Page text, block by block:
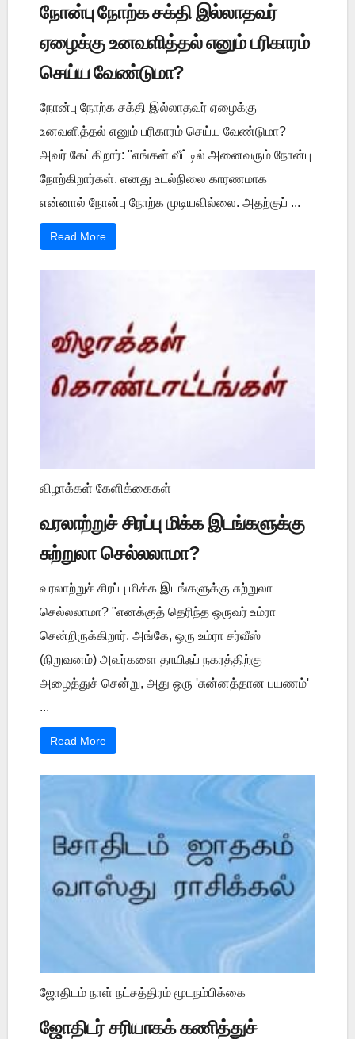
நோன்பு நோற்க சக்தி இல்லாதவர்
ஏழைக்கு உனவளித்தல் எனும் பரிகாரம்
செய்ய வேண்டுமா?
நோன்பு நோற்க சக்தி இல்லாதவர் ஏழைக்கு
உனவளித்தல் எனும் பரிகாரம் செய்ய வேண்டுமா?
அவர் கேட்கிறார்: "எங்கள் வீட்டில் அனைவரும் நோன்பு
நோற்கிறார்கள். எனது உடல்நிலை காரணமாக
என்னால் நோன்பு நோற்க முடியவில்லை. அதற்குப் ...
Read More
விழாக்கள் கேளிக்கைகள்
வரலாற்றுச் சிரப்பு மிக்க இடங்களுக்கு
சுற்றுலா செல்லலாமா?
வரலாற்றுச் சிரப்பு மிக்க இடங்களுக்கு சுற்றுலா
செல்லலாமா? "எனக்குத் தெரிந்த ஒருவர் உம்ரா
சென்றிருக்கிறார். அங்கே, ஒரு உம்ரா சர்வீஸ்
(நிறுவனம்) அவர்களை தாயிஃப் நகரத்திற்கு
அழைத்துச் சென்று, அது ஒரு 'சுன்னத்தான பயணம்'
...
Read More
ஜோதிடம் நாள் நட்சத்திரம் மூடநம்பிக்கை
ஜோதிடர் சரியாகக் கணித்துச்